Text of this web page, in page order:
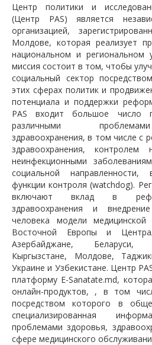
Центр политики и
(Центр PAS) является
организацией,
Молдове, которая реализует
национальном и региональном
миссия состоит в том, чтобы
социальный сектор
этих сферах политик и
потенциала и поддержки
PAS входит большое число
различными
здравоохранения, в том числе с
здравоохранения,
неинфекционными
социальной
функции контроля (watchdog).
включают вклад в
здравоохранения и
человека модели
Восточной Европы и
Азербайджане, Беларуси,
Кыргызстане, Молдове,
Украине и Узбекистане. Центр
платформу E-Sanatate.md,
онлайн-продуктов, , в том
посредством которого в
специализированная
проблемами здоровья,
сфере медицинского